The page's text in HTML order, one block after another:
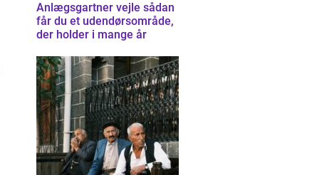
Anlægsgartner vejle sådan
får du et udendørsområde,
der holder i mange år